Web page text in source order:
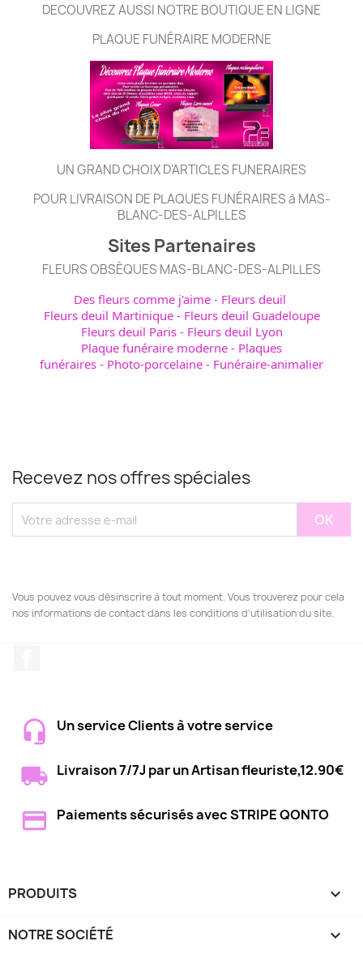
DECOUVREZ AUSSI NOTRE BOUTIQUE EN LIGNE
PLAQUE FUNÉRAIRE MODERNE
UN GRAND CHOIX D'ARTICLES FUNERAIRES
POUR LIVRAISON DE PLAQUES FUNÉRAIRES à MAS-
BLANC-DES-ALPILLES
Sites Partenaires
FLEURS OBSÈQUES MAS-BLANC-DES-ALPILLES
Des fleurs comme j'aime - Fleurs deuil
Fleurs deuil Martinique- Fleurs deuil Guadeloupe
Fleurs deuil Paris- Fleurs deuil Lyon
Plaque funéraire moderne - Plaques
funéraires - Photo-porcelaine - Funéraire-animalier
Recevez nos offres spéciales
Vous pouvez vous désinscrire à tout moment. Vous trouverez pour cela
nos informations de contact dans les conditions d'utilisation du site.
Un service Clients à votre service
Livraison 7/7J par un Artisan fleuriste,12.90€
Paiements sécurisés avec STRIPE QONTO
PRODUITS 
NOTRE SOCIÉTÉ 